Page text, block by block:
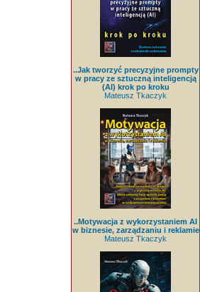
..Jak tworzyć precyzyjne prompty
w pracy ze sztuczną inteligencją
(AI) krok po kroku
Mateusz Tkaczyk
..Motywacja z wykorzystaniem AI
w biznesie, zarządzaniu i reklamie
Mateusz Tkaczyk